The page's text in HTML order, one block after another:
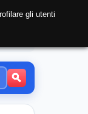
gli utenti